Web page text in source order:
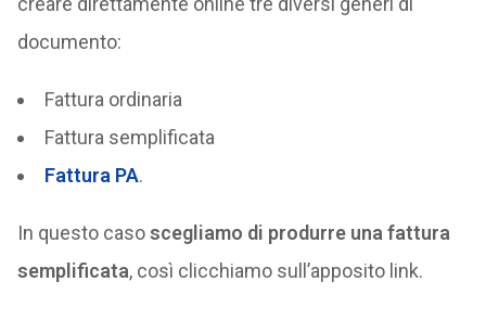
documento:
Fattura ordinaria
Fattura semplificata
Fattura PA.
In questo casoscegliamo di produrre una fattura
semplificata, così clicchiamo sull’apposito link.